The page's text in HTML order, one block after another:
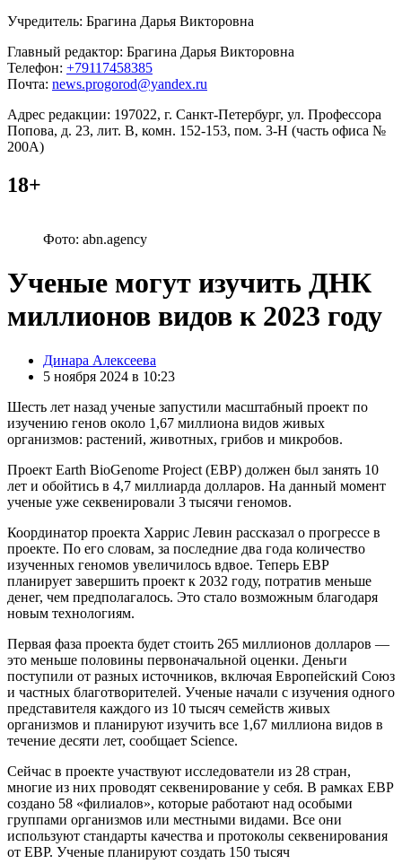
Учредитель: Брагина Дарья Викторовна
Главный редактор: Брагина Дарья Викторовна
Телефон: +79117458385
Почта: news.progorod@yandex.ru
Адрес редакции: 197022, г. Санкт-Петербург, ул. Профессора
Попова, д. 23, лит. В, комн. 152-153, пом. 3-Н (часть офиса №
200А)
18+
Фото: abn.agency
Ученые могут изучить ДНК
миллионов видов к 2023 году
Posted
by
Динара Алексеева
5 ноября 2024 в 10:23
Шесть лет назад ученые запустили масштабный проект по
изучению генов около 1,67 миллиона видов живых
организмов: растений, животных, грибов и микробов.
Проект Earth BioGenome Project (EBP) должен был занять 10
лет и обойтись в 4,7 миллиарда долларов. На данный момент
ученые уже секвенировали 3 тысячи геномов.
Координатор проекта Харрис Левин рассказал о прогрессе в
проекте. По его словам, за последние два года количество
изученных геномов увеличилось вдвое. Теперь EBP
планирует завершить проект к 2032 году, потратив меньше
денег, чем предполагалось. Это стало возможным благодаря
новым технологиям.
Первая фаза проекта будет стоить 265 миллионов долларов —
это меньше половины первоначальной оценки. Деньги
поступили от разных источников, включая Европейский Союз
и частных благотворителей. Ученые начали с изучения одного
представителя каждого из 10 тысяч семейств живых
организмов и планируют изучить все 1,67 миллиона видов в
течение десяти лет, сообщает Science.
Сейчас в проекте участвуют исследователи из 28 стран,
многие из них проводят секвенирование у себя. В рамках EBP
создано 58 «филиалов», которые работают над особыми
группами организмов или местными видами. Все они
используют стандарты качества и протоколы секвенирования
от EBP. Ученые планируют создать 150 тысяч